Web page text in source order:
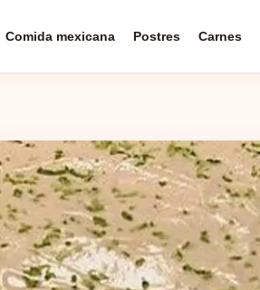
Comida mexicana Postres Carnes